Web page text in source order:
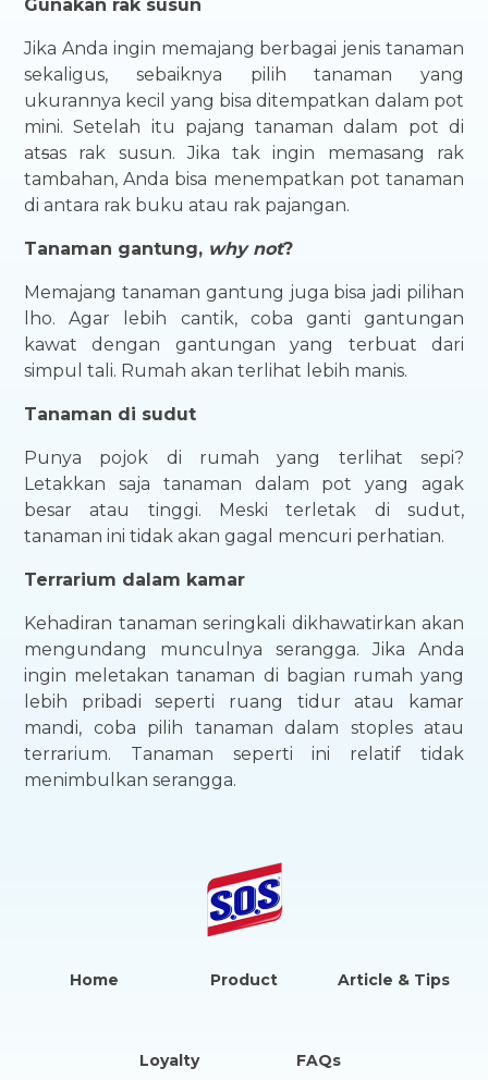
Gunakan rak susun
Jika Anda ingin memajang berbagai jenis tanaman
sekaligus, sebaiknya pilih tanaman yang
ukurannya kecil yang bisa ditempatkan dalam pot
mini. Setelah itu pajang tanaman dalam pot di
atsas rak susun. Jika tak ingin memasang rak
tambahan, Anda bisa menempatkan pot tanaman
di antara rak buku atau rak pajangan.
Tanaman gantung, why not?
Memajang tanaman gantung juga bisa jadi pilihan
lho. Agar lebih cantik, coba ganti gantungan
kawat dengan gantungan yang terbuat dari
simpul tali. Rumah akan terlihat lebih manis.
Tanaman di sudut
Punya pojok di rumah yang terlihat sepi?
Letakkan saja tanaman dalam pot yang agak
besar atau tinggi. Meski terletak di sudut,
tanaman ini tidak akan gagal mencuri perhatian.
Terrarium dalam kamar
Kehadiran tanaman seringkali dikhawatirkan akan
mengundang munculnya serangga. Jika Anda
ingin meletakan tanaman di bagian rumah yang
lebih pribadi seperti ruang tidur atau kamar
mandi, coba pilih tanaman dalam stoples atau
terrarium. Tanaman seperti ini relatif tidak
menimbulkan serangga.
Home Product Article & Tips
Loyalty FAQs